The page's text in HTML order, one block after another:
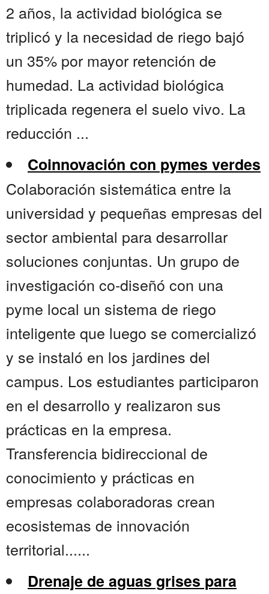
2 años, la actividad biológica se
triplicó y la necesidad de riego bajó
un 35% por mayor retención de
humedad. La actividad biológica
triplicada regenera el suelo vivo. La
reducción ...
Coinnovación con pymes verdes
Colaboración sistemática entre la
universidad y pequeñas empresas del
sector ambiental para desarrollar
soluciones conjuntas. Un grupo de
investigación co-diseñó con una
pyme local un sistema de riego
inteligente que luego se comercializó
y se instaló en los jardines del
campus. Los estudiantes participaron
en el desarrollo y realizaron sus
prácticas en la empresa.
Transferencia bidireccional de
conocimiento y prácticas en
empresas colaboradoras crean
ecosistemas de innovación
territorial......
Drenaje de aguas grises para